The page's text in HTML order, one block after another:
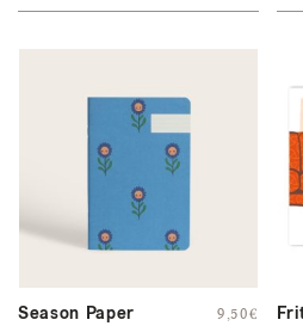
Season Paper 9,50€